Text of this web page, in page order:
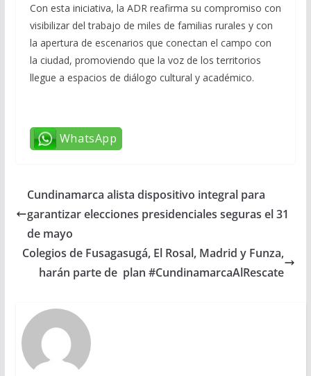
Con esta iniciativa, la ADR reafirma su compromiso con
visibilizar del trabajo de miles de familias rurales y con
la apertura de escenarios que conectan el campo con
la ciudad, promoviendo que la voz de los territorios
llegue a espacios de diálogo cultural y académico.
WhatsApp
Cundinamarca alista dispositivo integral para
garantizar elecciones presidenciales seguras el 31
de mayo
Colegios de Fusagasugá, El Rosal, Madrid y Funza,
harán parte de plan #CundinamarcaAlRescate